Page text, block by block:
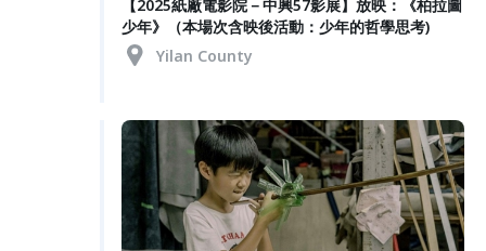
【2025紙廠電影院－中興57影展】放映：《柏拉圖
少年》（本場次含映後活動：少年的哲學思考)
Yilan County